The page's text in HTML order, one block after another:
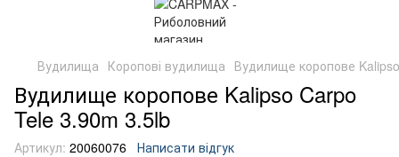
Вудилища Коропові вудилища Вудилище коропове
Вудилище коропове Kalipso Carpo
Tele 3.90m 3.5lb
Артикул: 20060076 Написати відгук